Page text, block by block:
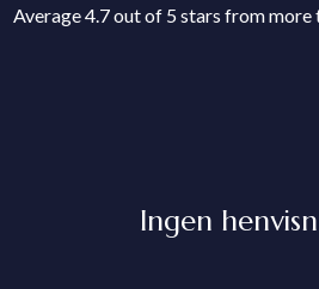
Average 4.7 out of 5 stars from
Ingen